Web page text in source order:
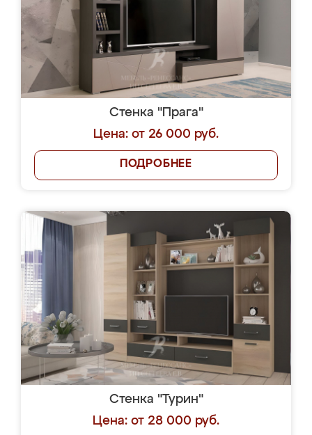
Стенка "Прага"
Цена: от 26 000 руб.
ПОДРОБНЕЕ
Стенка "Турин"
Цена: от 28 000 руб.